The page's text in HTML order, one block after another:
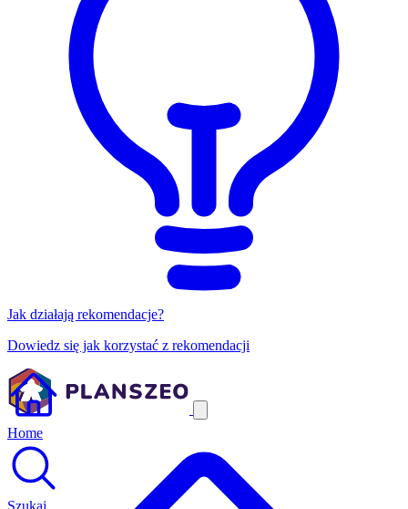
Jak działają rekomendacje?
Dowiedz się jak korzystać z rekomendacji
Home
Szukaj